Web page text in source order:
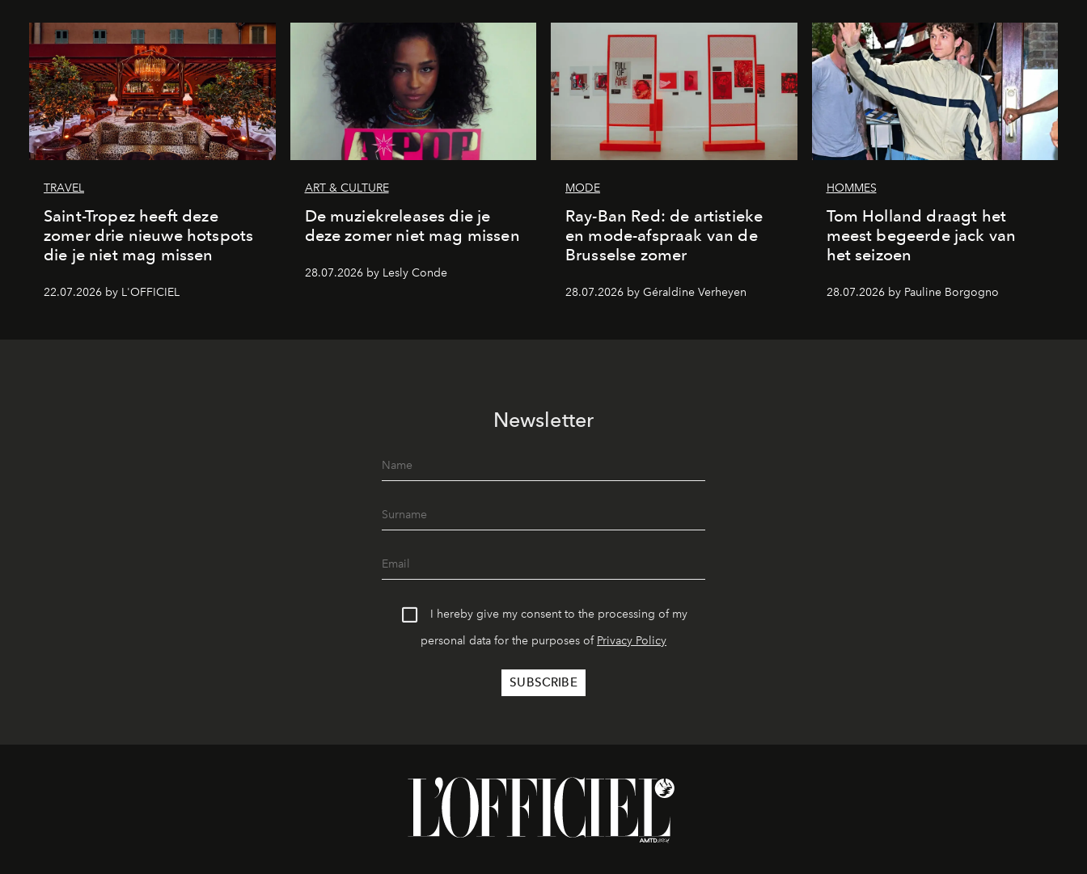
TRAVEL
Saint-Tropez heeft deze
zomer drie nieuwe hotspots
die je niet mag missen
22.07.2026 by L'OFFICIEL
ART & CULTURE
De muziekreleases die je
deze zomer niet mag missen
28.07.2026 by Lesly Conde
MODE
Ray-Ban Red: de artistieke
en mode-afspraak van de
Brusselse zomer
28.07.2026 by Géraldine Verheyen
HOMMES
Tom Holland draagt het
meest begeerde jack van
het seizoen
28.07.2026 by Pauline Borgogno
Newsletter
I hereby give my consent to the processing of my
personal data for the purposes of Privacy Policy